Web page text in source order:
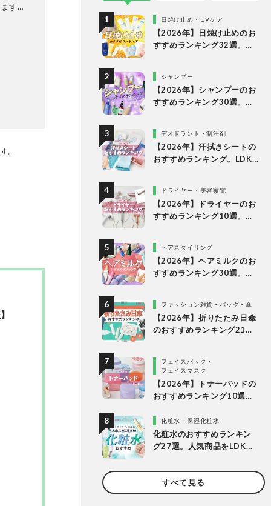
す。
。
日焼け止め・UVケア
【2026年】日焼け止めのお
すすめランキング32選。
どの人気商品を徹底比較
シャンプー
【2026年】シャンプーのお
すすめランキング30選。ド
デオドラント・制汗剤
【2026年】汗拭きシートの
おすすめランキング。LDK
ドライヤー・美容家電
【2026年】ドライヤーのお
すすめランキング10選。速
ヘアスタイリング
【2026年】ヘアミルクのお
すすめランキング30選。
ファッション雑貨・バッグ・傘
【2026年】折りたたみ日傘
のおすすめランキング21
フェイスパック・
フェイスマスク
【2026年】トナーパッドの
おすすめランキング10選。
商品を比較！
化粧水・保湿化粧水
化粧水のおすすめランキン
グ27選。人気商品をLDKが
すべて見る